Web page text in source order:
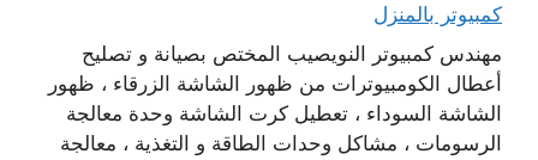
كمبيوتر بالمنزل
مهندس كمبيوتر النويصيب المختص بصيانة و تصليح
أعطال الكومبيوترات من ظهور الشاشة الزرقاء ، ظهور
الشاشة السوداء ، تعطيل كرت الشاشة وحدة معالجة
الرسومات ، مشاكل وحدات الطاقة و التغذية ، معالجة